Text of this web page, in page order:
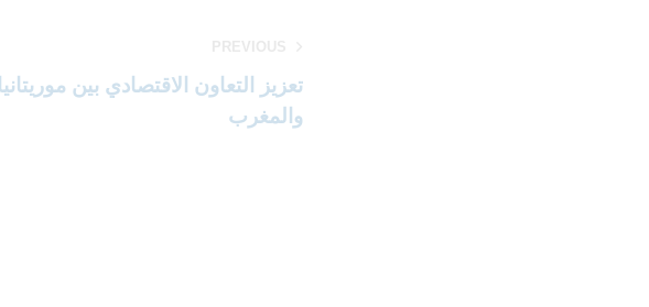
تعزيز التعاون الاقتصادي بين موريتانيا
والمغرب